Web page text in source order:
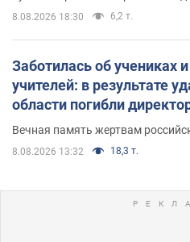
8.08.2026 18:30 6,2 т.
Заботилась об учениках
учителей: в результате
области погибли
муж и внук
Вечная память жертвам
8.08.2026 13:32 18,3 т.